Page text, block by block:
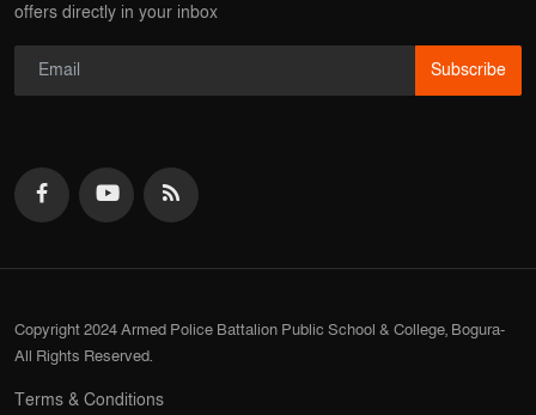
offers directly in your inbox
Subscribe
Copyright 2024 Armed Police Battalion Public School & College, Bogura-
All Rights Reserved.
Terms & Conditions